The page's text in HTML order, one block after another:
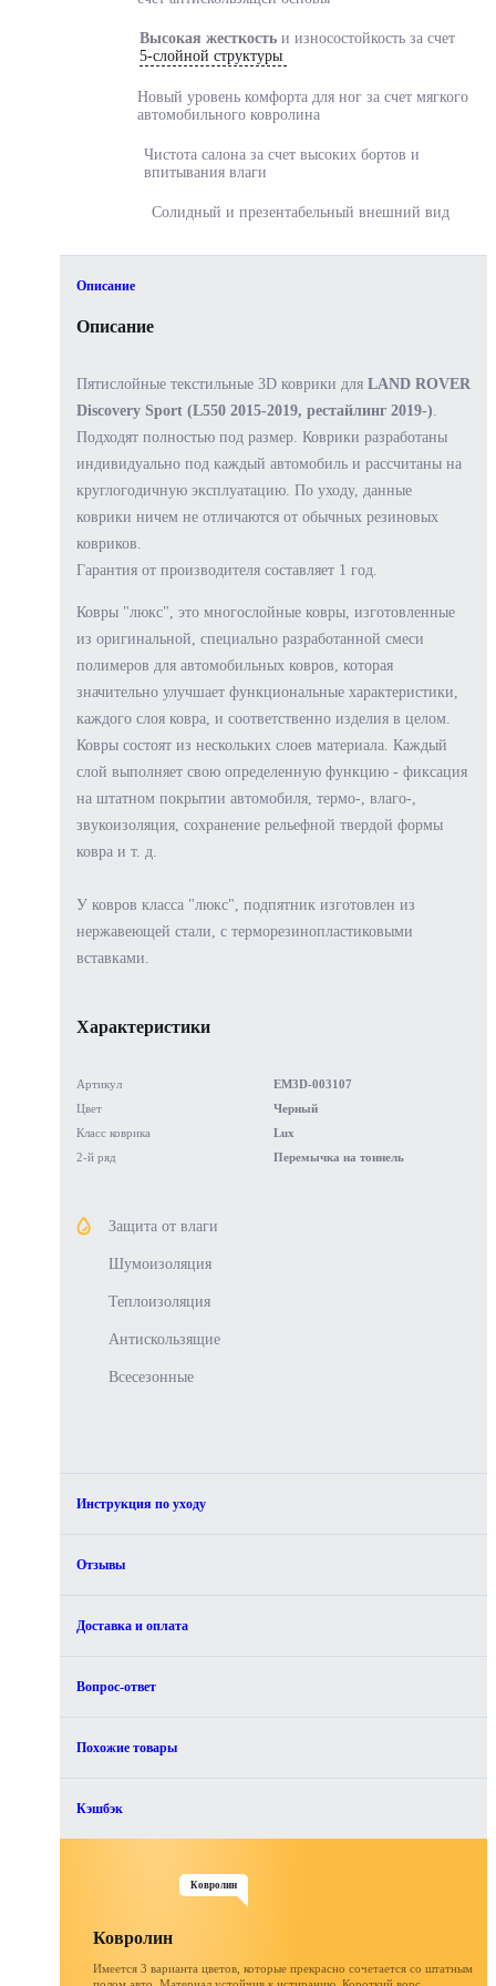
Высокая жесткость иизносостойкость за счет
5-слойной структуры
Новый уровень комфорта для ног за счет мягкого
автомобильного ковролина
Чистота салона за счет высоких бортов и
впитывания влаги
Солидный и презентабельный внешний вид
Описание
Описание
Пятислойные текстильные 3D коврики для LAND ROVER
Discovery Sport (L550 2015-2019, рестайлинг 2019-)
Подходят полностью под размер. Коврики разработаны
индивидуально под каждый автомобиль и рассчитаны на
круглогодичную эксплуатацию. По уходу, данные
коврики ничем не отличаются от обычных резиновых
ковриков.
Гарантия от производителя составляет 1 год.
Ковры "люкс", это многослойные ковры, изготовленные
из оригинальной, специально разработанной смеси
полимеров для автомобильных ковров, которая
значительно улучшает функциональные характеристики,
каждого слоя ковра, и соответственно изделия в целом.
Ковры состоят из нескольких слоев материала. Каждый
слой выполняет свою определенную функцию - фиксация
на штатном покрытии автомобиля, термо-, влаго-,
звукоизоляция, сохранение рельефной твердой формы
ковра и т. д.
У ковров класса "люкс", подпятник изготовлен из
нержавеющей стали, с терморезинопластиковыми
вставками.
Характеристики
Артикул
EM3D-003107
Цвет
Черный
Класс коврика
Lux
2-й ряд
Перемычка на тоннель
Защита от влаги
Шумоизоляция
Теплоизоляция
Антискользящие
Всесезонные
Инструкция по уходу
Отзывы
Доставка и оплата
Вопрос-ответ
Похожие товары
Кэшбэк
Ковролин
Имеется 3 варианта цветов, которые прекрасно сочетается со штатным
Ковролин